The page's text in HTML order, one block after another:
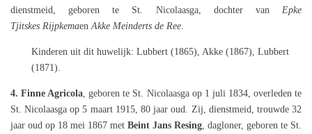
dienstmeid, geboren te St. Nicolaasga, dochter van
Epke
Tjitskes Rijpkemaen Akke Meinderts de Ree.
Kinderen uit dit huwelijk: Lubbert (1865), Akke (1867), Lubbert
(1871).
4. Finne Agricola, geboren te St. Nicolaasga op 1 juli 1834, overleden te
St. Nicolaasga op 5 maart 1915, 80 jaar oud. Zij, dienstmeid, trouwde 32
jaar oud op 18 mei 1867 met Beint Jans Resing, dagloner, geboren te St.